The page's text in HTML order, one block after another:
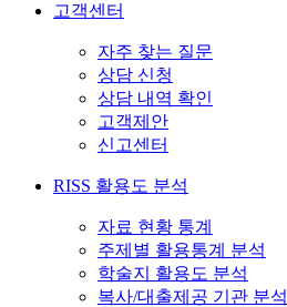
고객센터
자주 찾는 질문
상담 신청
상담 내역 확인
고객제안
신고센터
RISS 활용도 분석
자료 현황 통계
주제별 활용통계 분석
학술지 활용도 분석
복사/대출제공 기관 분석